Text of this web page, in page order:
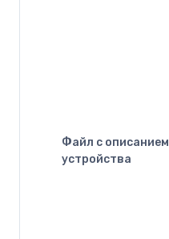
Файл с описанием
устройства